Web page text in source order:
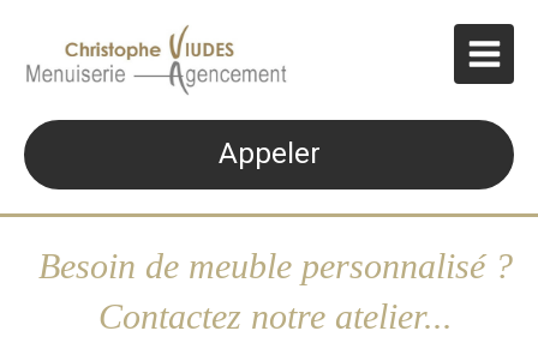
Appeler
Besoin de meuble personnalisé ?
Contactez notre atelier...